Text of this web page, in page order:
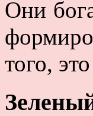
Они
того,